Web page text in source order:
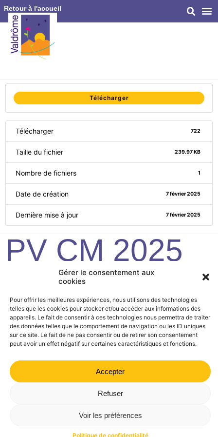
Gérer le consentement aux
cookies
Pour offrir les meilleures expériences, nous utilisons des technologies
telles que les cookies pour stocker et/ou accéder aux informations des
appareils. Le fait de consentir à ces technologies nous permettra de traiter
des données telles que le comportement de navigation ou les ID uniques
sur ce site. Le fait de ne pas consentir ou de retirer son consentement
peut avoir un effet négatif sur certaines caractéristiques et fonctions.
Accepter
Refuser
Voir les préférences
Politique de confidentialité
Retour à l'accueil
Télécharger
Télécharger 722
Taille du fichier 239.97 KB
Nombre de fichiers 1
Date de création 7 février 2025
Dernière mise à jour 7 février 2025
PV CM 2025
01 31
Mairie de Valdrôme | 14 rue Haute, 26310 Valdrôme | 04 75
21 40 70
Politique de confidentialité
Mentions légales Plan du site